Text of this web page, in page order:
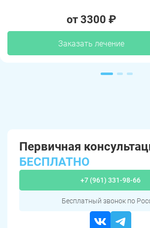
от 3300 ₽
Заказать лечение
Первичная
БЕСПЛАТНО
+7 (961) 331-98-66
Бесплатный звонок по